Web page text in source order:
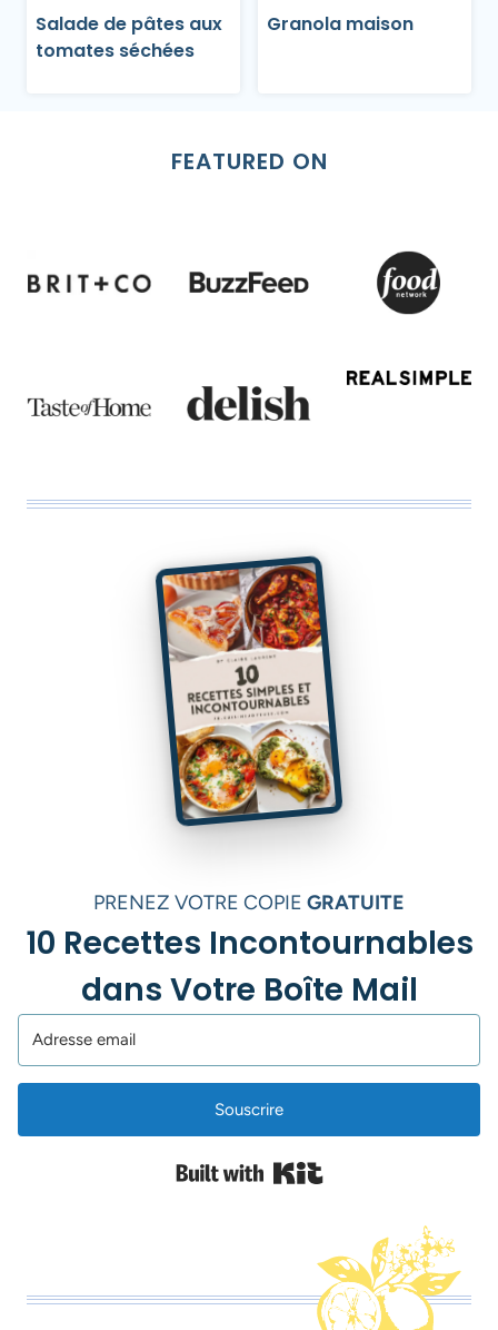
Salade de pâtes aux
tomates séchées
Granola maison
FEATURED ON
PRENEZ VOTRE COPIE GRATUITE
10 Recettes Incontournables
dans Votre Boîte Mail
Souscrire
Built with Kit